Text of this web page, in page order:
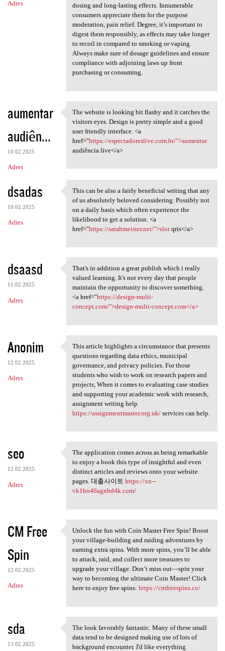
Adres
dosing and long-lasting effects. Innumerable
consumers appreciate them for the purpose
moderation, pain relief. Degree, it’s important to
digest them responsibly, as effects may take longer
to recoil in compared to smoking or vaping.
Always make sure of dosage guidelines and ensure
compliance with adjoining laws up front
purchasing or consuming.
aumentar
audiên...
10.02.2025
Adres
The website is looking bit
The website is looking bit flashy and it catches the
visitors eyes. Design is pretty simple and a good
user friendly interface. <a
href="https://espectadoreslive.com.br/">aumentar
audiência live</a>
dsadas
10.02.2025
Adres
This can be also a fairly
This can be also a fairly beneficial writing that any
of us absolutely beloved considering. Possibly not
on a daily basis which often experience the
likelihood to get a solution. <a
href="https://sarahmeister.net/">slotqris</a>
dsaasd
11.02.2025
Adres
That's in addition a great
That's in addition a great publish which i really
valued learning. It's not every day that people
maintain the opportunity to discover something.
<a href="https://design-multi-
concept.com/">design-multi-concept.com</a>
Anonim
12.02.2025
Adres
This article highlights a
This article highlights a circumstance that presents
questions regarding data ethics, municipal
governance, and privacy policies. For those
students who wish to work on research papers and
projects, When it comes to evaluating case studies
and supporting your academic work with research,
assignment writing help
https://assignmentmaster.org.uk/services can help.
seo
12.02.2025
Adres
The application comes across
The application comes across as being remarkable
to enjoy a book this type of insightful and even
distinct articles and reviews onto your website
pages. 대출사이트 https://xn--
vk1bo46agnbd4k.com/
CM Free
Spin
12.02.2025
Adres
Unlock the fun with Coin
Unlock the fun with Coin Master Free Spin! Boost
your village-building and raiding adventures by
earning extra spins. With more spins, you’ll be able
to attack, raid, and collect more treasures to
upgrade your village. Don’t miss out—spin your
way to becoming the ultimate Coin Master! Click
here to enjoy free spins: https://cmfreespins.co/
sda
13.02.2025
The look favorably fantastic.
The look favorably fantastic. Many of these small
data tend to be designed making use of lots of
background encounter. I'd like everything